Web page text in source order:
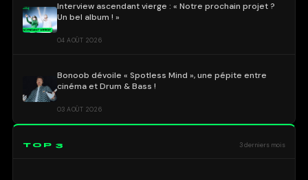
Interview ascendant vierge : « Notre prochain projet ?
Un bel album ! »
04 AOÛT 2026
Bonoob dévoile « Spotless Mind », une pépite entre
cinéma et Drum & Bass !
03 AOÛT 2026
TOP 3 3 derniers mois